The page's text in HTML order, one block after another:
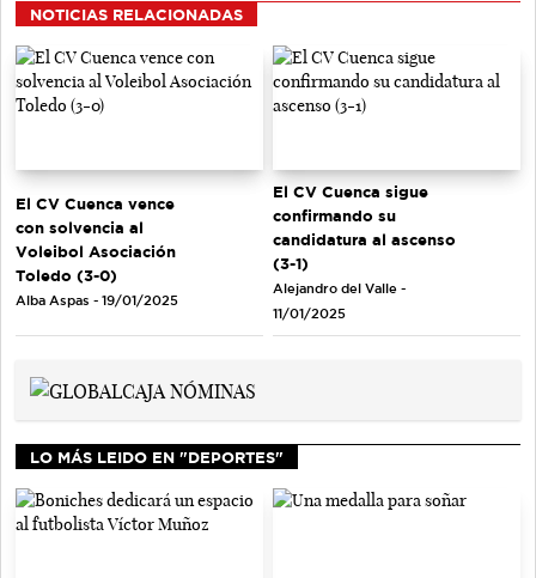
NOTICIAS RELACIONADAS
El CV Cuenca vence
con solvencia al
Voleibol Asociación
Toledo (3-0)
Alba Aspas - 19/01/2025
El CV Cuenca sigue
confirmando su
candidatura al ascenso
(3-1)
Alejandro del Valle -
11/01/2025
LO MÁS LEIDO EN "DEPORTES"